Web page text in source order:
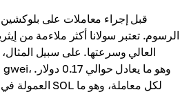
قبل إجراء معاملات على
الرسوم. تعتبر سولانا أكثر ملاءمة من
العالي وسرعتها. على سبيل